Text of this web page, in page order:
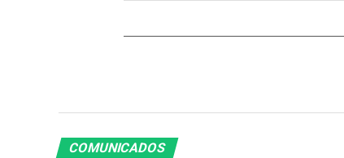
COMUNICADOS